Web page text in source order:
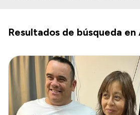
Resultados de búsqueda